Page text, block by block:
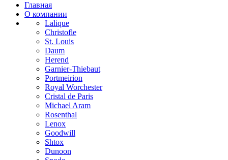
Главная
О компании
Lalique
Christofle
St. Louis
Daum
Herend
Garnier-Thiebaut
Portmeirion
Royal Worchester
Cristal de Paris
Michael Aram
Rosenthal
Lenox
Goodwill
Shtox
Dunoon